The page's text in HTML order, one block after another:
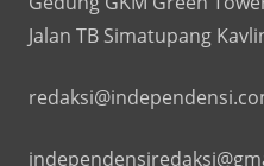
Jalan TB Simatupang